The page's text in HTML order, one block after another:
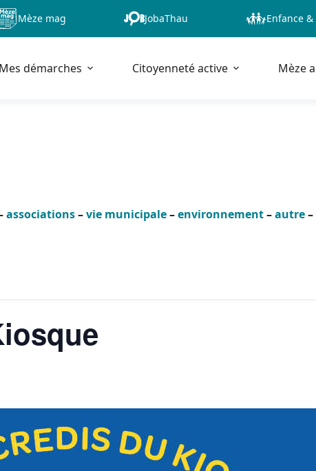
Mèze mag JobaThau Enfance
Mes démarches Citoyenneté active Mèze
associations–vie municipale–environnement–autre–